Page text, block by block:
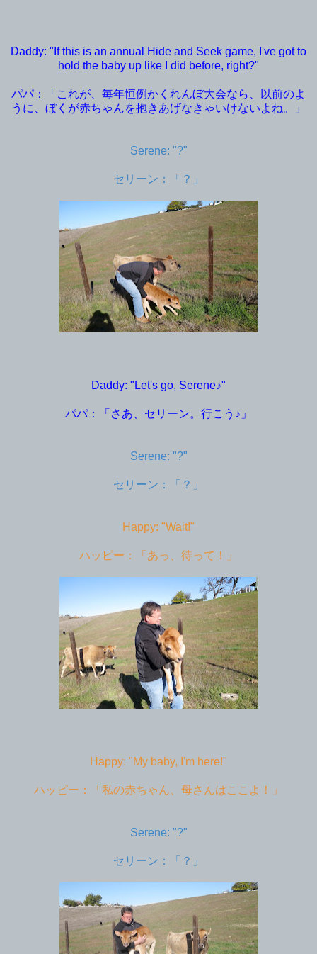
Daddy: "If this is an annual Hide and Seek game, I've got to
hold the baby up like I did before, right?"
パパ：「これが、毎年恒例かくれんぼ大会なら、以前のよ
うに、ぼくが赤ちゃんを抱きあげなきゃいけないよね。」
Serene: "?"
セリーン：「？」
Daddy: "Let's go, Serene♪"
パパ：「さあ、セリーン。行こう♪」
Serene: "?"
セリーン：「？」
Happy: "Wait!"
ハッピー：「あっ、待って！」
Happy: "My baby, I'm here!"
ハッピー：「私の赤ちゃん、母さんはここよ！」
Serene: "?"
セリーン：「？」